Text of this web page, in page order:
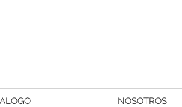
NOSOTROS